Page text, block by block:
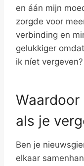
o
d
e
en áán mijn
zorgde voor
verbinding en
gelukkiger
ik níet vergeven?
als je
Ben je
elkaar